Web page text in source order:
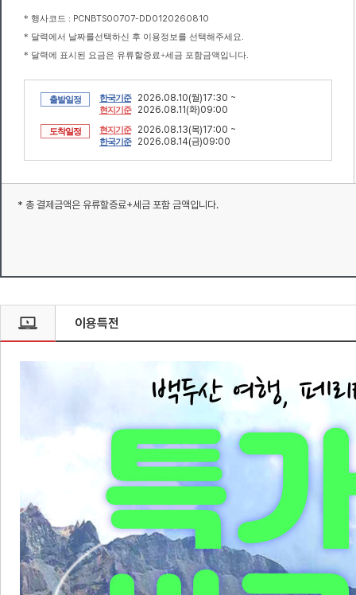
* 행사코드 : PCNBTS00707-DD0120260810
* 달력에서 날짜를선택하신 후 이용정보를 선택해주세요.
* 달력에 표시된 요금은 유류할증료+세금 포함금액입니다.
출발일정 한국기준 2026.08.10(월)17:30 ~
현지기준 2026.08.11(화)09:00
도착일정 현지기준 2026.08.13(목)17:00 ~
한국기준 2026.08.14(금)09:00
* 총 결제금액은 유류할증료+세금 포함 금액입니다.
이용특전